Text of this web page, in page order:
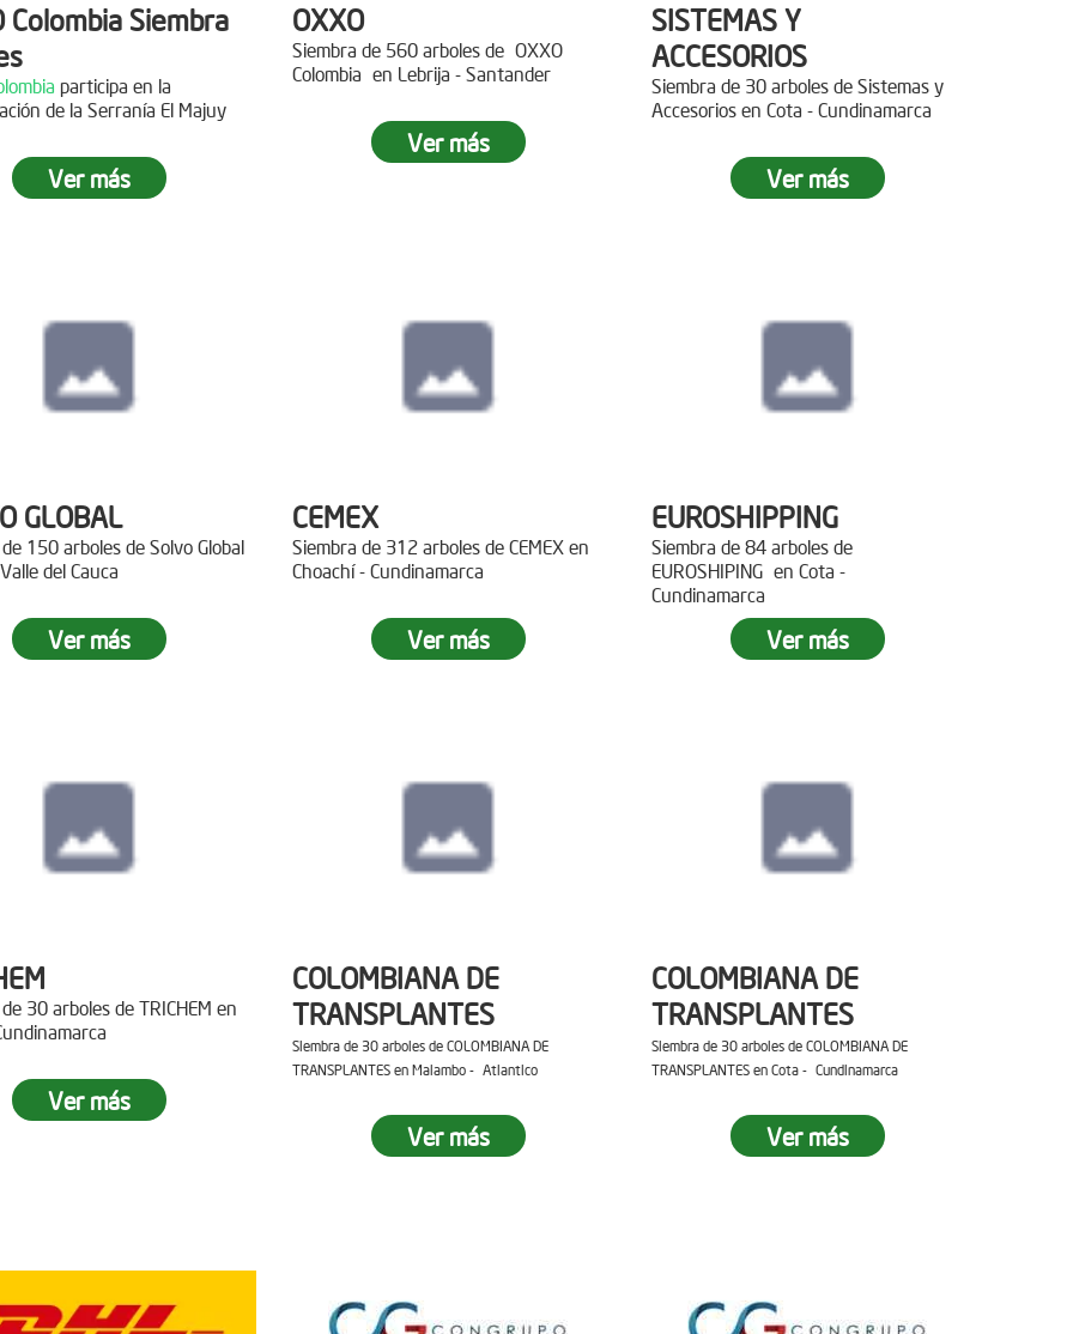
a Copa Airlines por apoyar la
del Páramo Aguas Vivas!
Descripción
DINISSANpor plantar 400
Colombia Siembra
participa en la
de la Serranía El Majuy
Ver más
OXXO
Siembra de 560 arboles de OXXO
Colombia en Lebrija - Santander
Ver más
SISTEMAS Y
ACCESORIOS
Siembra de 30 arboles de Sistemas y
Accesorios en Cota - Cundinamarca
Ver más
GLOBAL
150 arboles de Solvo Global
del Cauca
Ver más
CEMEX
Siembra de 312 arboles de CEMEX en
Choachí - Cundinamarca
Ver más
EUROSHIPPING
Siembra de 84 arboles de
EUROSHIPING en Cota -
Cundinamarca
Ver más
30 arboles de TRICHEM en
Ver más
COLOMBIANA DE
TRANSPLANTES
Siembra de 30 arboles de COLOMBIANA DE
TRANSPLANTES en Malambo - Atlantico
Ver más
COLOMBIANA DE
TRANSPLANTES
Siembra de 30 arboles de COLOMBIANA DE
TRANSPLANTES en Cota - Cundinamarca
Ver más